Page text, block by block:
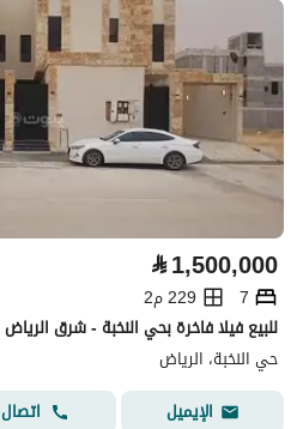
⃁1,500,000
7
229 م2
للبيع فيلا فاخرة بحي النخبة - شرق الرياض
حي النخبة، الرياض
الإيميل
اتصال